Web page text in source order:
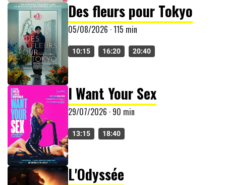
Des fleurs pour Tokyo
05/08/2026 · 115 min
10:15 16:20 20:40
I Want Your Sex
29/07/2026 · 90 min
13:15 18:40
L'Odyssée